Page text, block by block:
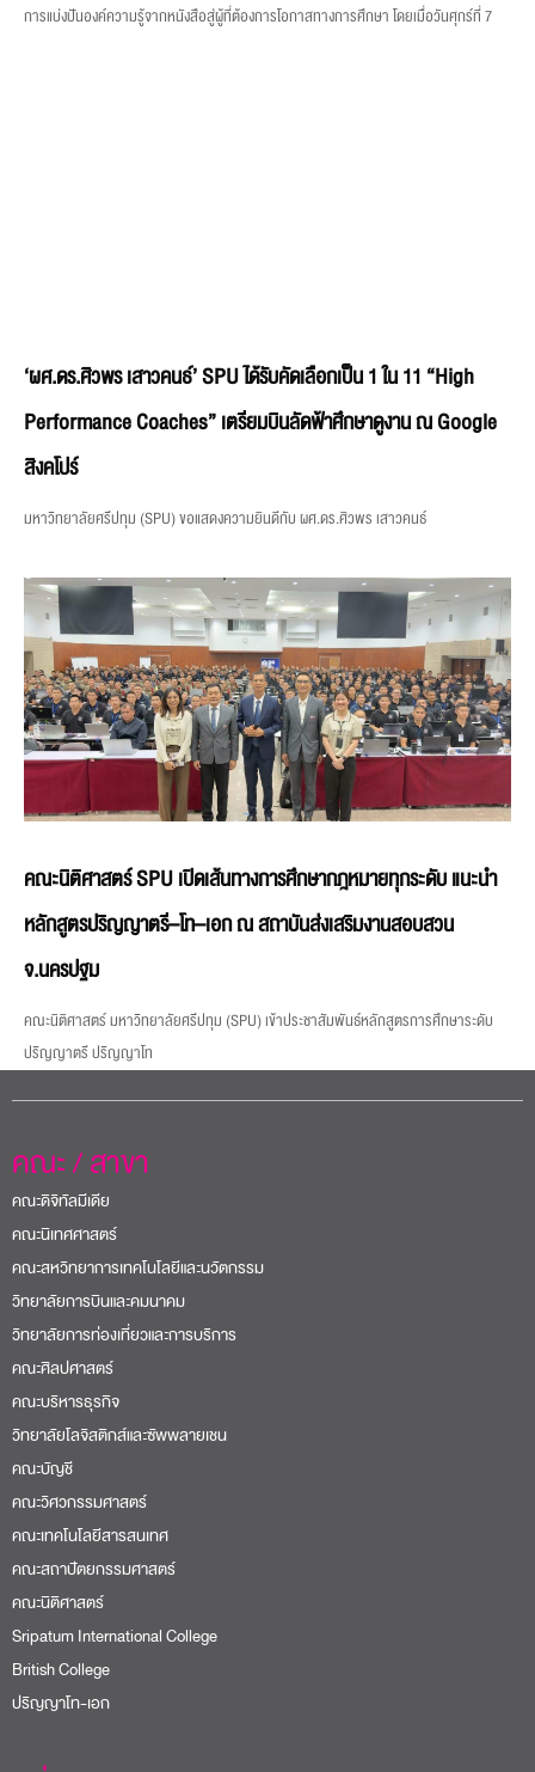
การแบ่งปันองค์ความรู้จากหนังสือสู่ผู้ที่ต้องการโอกาสทางการศึกษา โดยเมื่อวันศุกร์ที่ 7
‘ผศ.ดร.ศิวพร เสาวคนธ์’ SPU ได้รับคัดเลือกเป็น 1 ใน 11 “High
Performance Coaches” เตรียมบินลัดฟ้าศึกษาดูงาน ณ Google
สิงคโปร์
มหาวิทยาลัยศรีปทุม (SPU) ขอแสดงความยินดีกับ ผศ.ดร.ศิวพร เสาวคนธ์
คณะนิติศาสตร์ SPU เปิดเส้นทางการศึกษากฎหมายทุกระดับ แนะนำ
หลักสูตรปริญญาตรี–โท–เอก ณ สถาบันส่งเสริมงานสอบสวน
จ.นครปฐม
คณะนิติศาสตร์ มหาวิทยาลัยศรีปทุม (SPU) เข้าประชาสัมพันธ์หลักสูตรการศึกษาระดับ
ปริญญาตรี ปริญญาโท
คณะ / สาขา
คณะดิจิทัลมีเดีย
คณะนิเทศศาสตร์
คณะสหวิทยาการเทคโนโลยีและนวัตกรรม
วิทยาลัยการบินและคมนาคม
วิทยาลัยการท่องเที่ยวและการบริการ
คณะศิลปศาสตร์
คณะบริหารธุรกิจ
วิทยาลัยโลจิสติกส์และซัพพลายเชน
คณะบัญชี
คณะวิศวกรรมศาสตร์
คณะเทคโนโลยีสารสนเทศ
คณะสถาปัตยกรรมศาสตร์
คณะนิติศาสตร์
Sripatum International College
British College
ปริญญาโท-เอก